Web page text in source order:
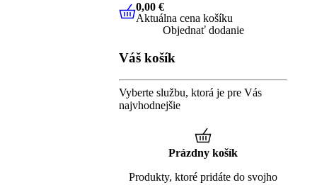
0,00 €Aktuálna cena košíku
0,00 €
Aktuálna cena košíku
Objednať dodanie
Váš košík
Vyberte službu, ktorá je pre Vás
najvhodnejšie
Prázdny košík
Produkty, ktoré pridáte do svojho